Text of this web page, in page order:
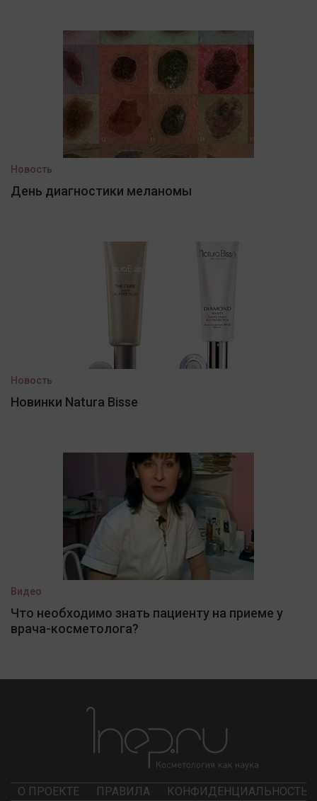
Новость
День диагностики меланомы
Новость
Новинки Natura Bisse
Видео
Что необходимо знать пациенту на приеме у
врача-косметолога?
О ПРОЕКТЕ ПРАВИЛА КОНФИДЕНЦИАЛЬНОСТЬ